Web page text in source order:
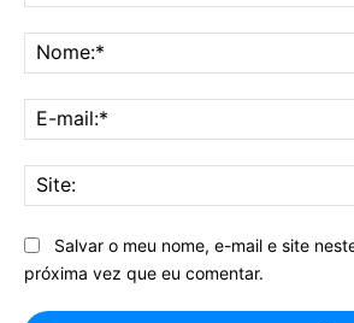
Salvar o meu nome, e-mail e site
próxima vez que eu comentar.